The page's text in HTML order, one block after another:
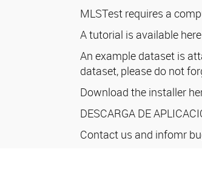
MLSTest requires a
A tutorial is available
An example dataset is
dataset, please do not
Download the installer
DESCARGA DE
Contact us and infomr